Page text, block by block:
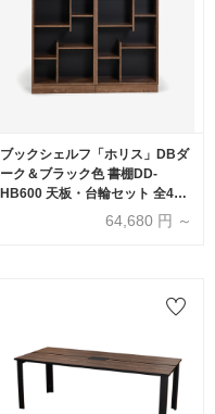
ブックシェルフ「ホリス」DBダ
ーク＆ブラック色 書棚DD-
HB600 天板・台輪セット 全4サ
64,680 円 ～